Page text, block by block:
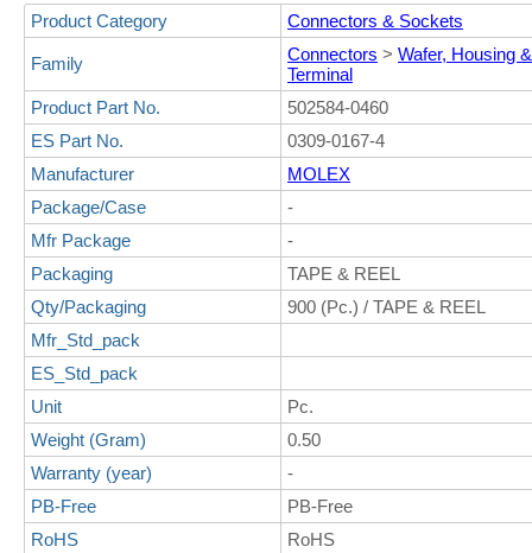
Product Category Connectors & Sockets
Family Connectors > Wafer, Housing
Terminal
Product Part No.
502584-0460
ES Part No.
0309-0167-4
Manufacturer
MOLEX
Package/Case
-
Mfr Package
-
Packaging
TAPE & REEL
Qty/Packaging
900 (Pc.) / TAPE & REEL
Mfr_Std_pack
ES_Std_pack
Unit
Pc.
Weight (Gram)
0.50
Warranty (year)
-
PB-Free
PB-Free
RoHS
RoHS